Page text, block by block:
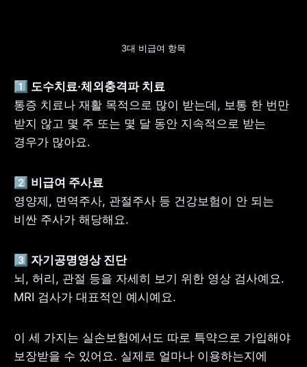
3대 비급여 항목
통증 치료나 재활 목적으로 많이 받는데, 보통 한 번만
받지 않고 몇 주 또는 몇 달 동안 지속적으로 받는
경우가 많아요.
영양제, 면역주사, 관절주사 등 건강보험이 안 되는
비싼 주사가 해당해요.
뇌, 허리, 관절 등을 자세히 보기 위한 영상 검사예요.
MRI 검사가 대표적인 예시예요.
이 세 가지는 실손보험에서도 따로 특약으로 가입해야
보장받을 수 있어요. 실제로 얼마나 이용하는지에